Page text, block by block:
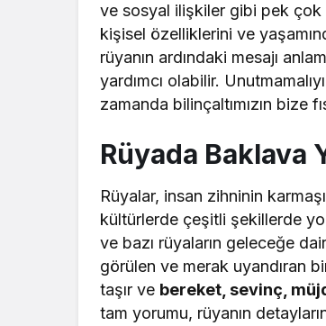
ve sosyal ilişkiler gibi pek çok
kişisel özelliklerini ve
rüyanın ardındaki mesajı
yardımcı olabilir.
zamanda bilinçaltımızın bize
Rüyada Baklava
Rüyalar, insan zihninin
kültürlerde çeşitli şekillerde
ve bazı rüyaların geleceğe
görülen ve merak uyandıran
taşır ve bereket, sevinç,
tam yorumu, rüyanın